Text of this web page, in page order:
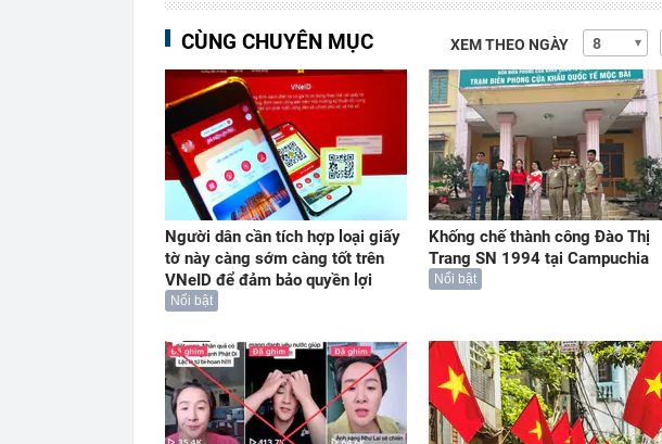
CÙNG CHUYÊN MỤC XEM THEO NGÀY
Người dân cần tích hợp loại giấy
tờ này càng sớm càng tốt trên
VNeID để đảm bảo quyền lợi
Nổi bật
Khống chế thành công Đào Thị
Trang SN 1994 tại Campuchia
Nổi bật